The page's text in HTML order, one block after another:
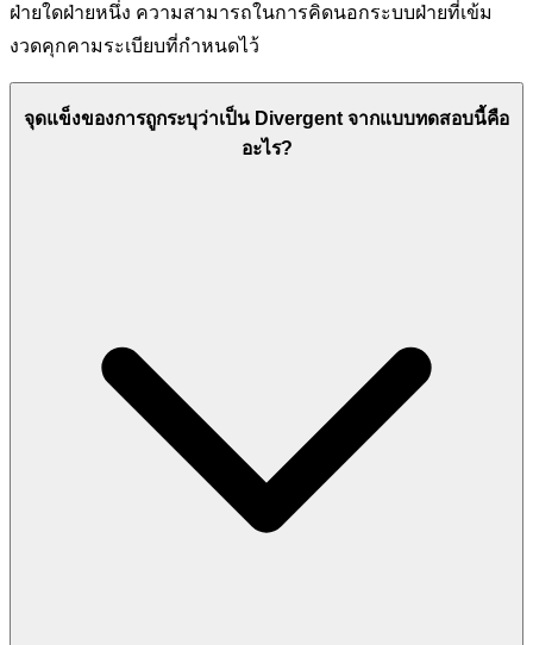
ฝ่ายใดฝ่ายหนึ่ง ความสามารถในการคิดนอกระบบฝ่ายที่เข้ม
งวดคุกคามระเบียบที่กำหนดไว้
จุดแข็งของการถูกระบุว่าเป็น Divergent จากแบบทดสอบนี้คือ
อะไร?